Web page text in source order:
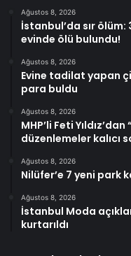
Ağustos 8, 2026
İstanbul’da sır ölüm:
evinde ölü bulundu!
Ağustos 8, 2026
Evine tadilat yapan
para buldu
Ağustos 8, 2026
MHP’li Feti
düzenlemeler kalıcı
Ağustos 8, 2026
Nilüfer’e 7 yeni park
Ağustos 8, 2026
İstanbul Moda
kurtarıldı